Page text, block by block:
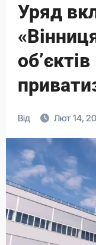
Уряд
Від Лют 14,